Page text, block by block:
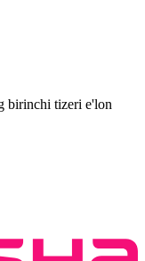
birinchi tizeri e'lon